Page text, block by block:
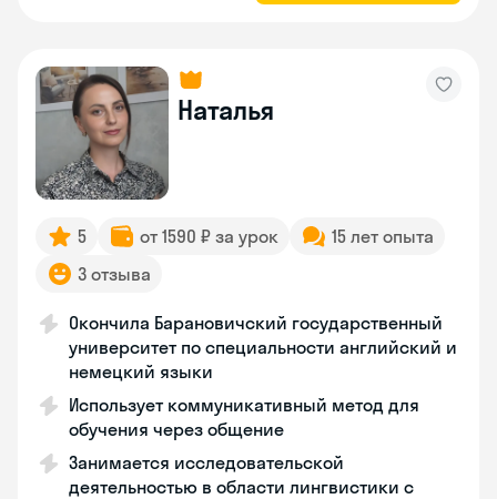
Наталья
5 от 1590 ₽ за урок
15 лет опыта
3 отзыва
Окончила Барановичский государственный
университет по специальности английский и
немецкий языки
Использует коммуникативный метод для
обучения через общение
Занимается исследовательской
деятельностью в области лингвистики с